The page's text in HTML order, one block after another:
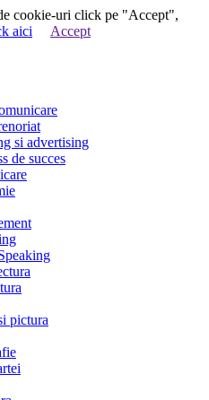
cookie-uri click pe "Accept",
aici Accept
si advertising
de succes
pictura